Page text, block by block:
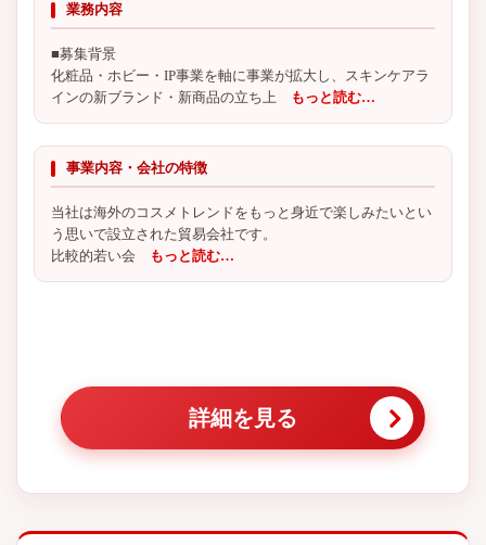
業務内容
■募集背景
化粧品・ホビー・IP事業を軸に事業が拡大し、スキンケアラ
インの新ブランド・新商品の立ち上 もっと読む…
事業内容・会社の特徴
当社は海外のコスメトレンドをもっと身近で楽しみたいとい
う思いで設立された貿易会社です。
比較的若い会 もっと読む…
詳細を見る